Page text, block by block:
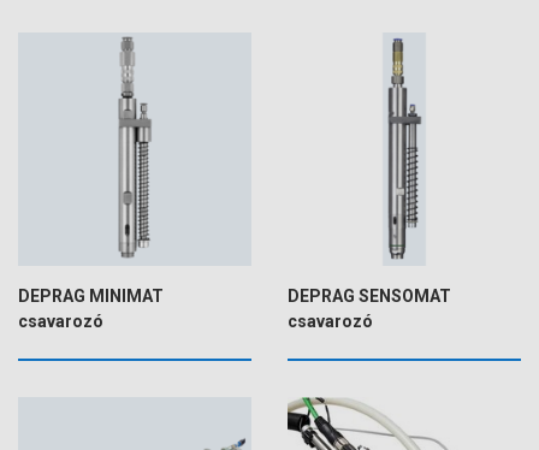
DEPRAG MINIMAT
csavarozó
DEPRAG SENSOMAT
csavarozó